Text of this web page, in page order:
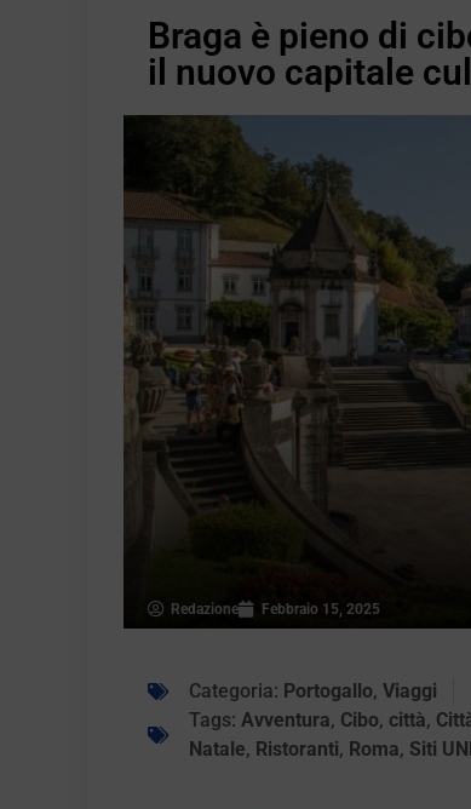
Braga è pieno di
il nuovo capitale
Redazione Febbraio 15, 2025
Categoria: Portogallo, Viaggi
Tags: Avventura, Cibo, città,
Natale, Ristoranti, Roma, Siti